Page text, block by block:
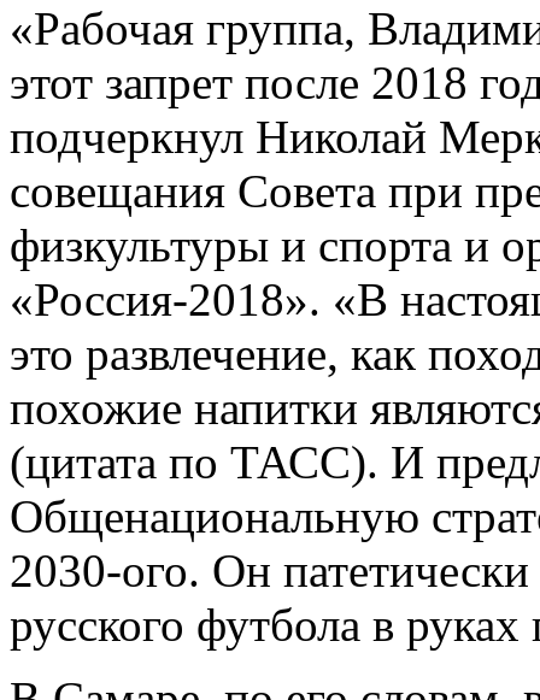
«Рабочая группа,
этот запрет после 2018
подчеркнул Николай
совещания Совета при
физкультуры и спорта и
«Россия-2018». «В
это развлечение, как
похожие напитки
(цитата по ТАСС). И
Общенациональную
2030-ого. Он
русского футбола в